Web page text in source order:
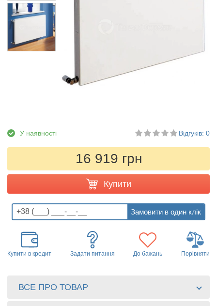
У наявності Відгуків: 0
16 919 грн
Купити
Купити в кредит Задати питання До бажань Порівняти
ВСЕ ПРО ТОВАР